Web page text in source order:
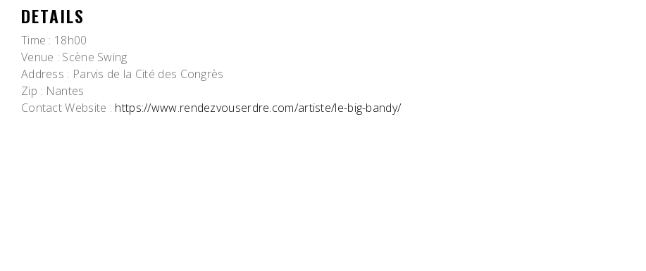
DETAILS
Time : 18h00
Venue : Scène Swing
Address : Parvis de la Cité des Congrès
Zip : Nantes
Contact Website : https://www.rendezvouserdre.com/artiste/le-big-bandy/